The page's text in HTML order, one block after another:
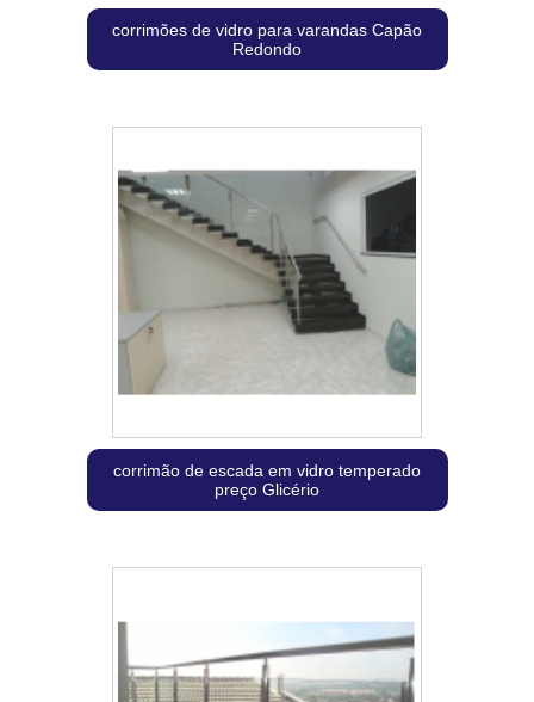
corrimões de vidro para varandas Capão
Redondo
corrimão de escada em vidro temperado
preço Glicério